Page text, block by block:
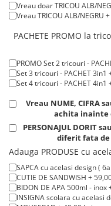
Pijamale de copii
Cadouri ocazii speciale
Tricouri de craciun
Tricouri de cuplu Valentine's
Valentine's Day
Cadouri pentru Bunici
Cadouri pentru Nasi si Fini
Cadouri Craciun
Cadouri pentru Mama
Cadouri pentru profesori sau
Cadouri Back to school
Cadouri de Paște
Tricou POLO alb maneca
Tricou ROSU maneca
-
Vreau doar TRICOU ALB/
Vreau TRICOU ALB/NEGRU
PACHETE PROMO la
PROMO Set 2 tricouri -
Set 3 tricouri - PACHET 3in1
Set 4 tricouri - PACHET 4in1
Vreau NUME, CIFRA
achita inainte
PERSONAJUL DORIT
diferit fata de
Adauga PRODUSE cu
SAPCA cu acelasi design (
CUTIE DE SANDWISH +
BIDON DE APA 500ml - inox
INSIGNA scolara cu acelasi